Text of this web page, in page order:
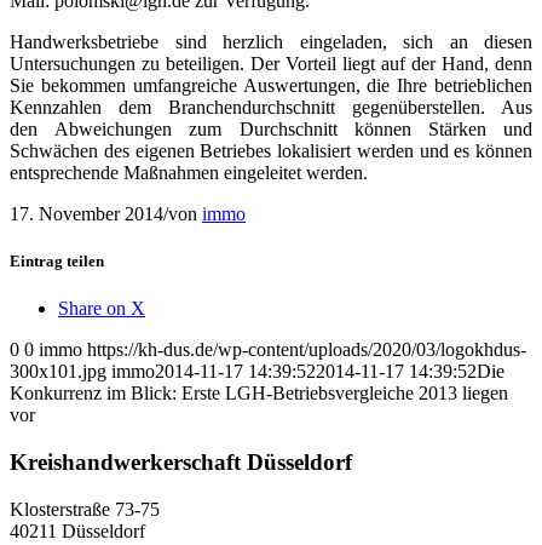
Handwerksbetriebe sind herzlich eingeladen, sich an diesen
Untersuchungen zu beteiligen. Der Vorteil liegt auf der Hand, denn
Sie bekommen umfangreiche Auswertungen, die Ihre betrieblichen
Kennzahlen dem Branchendurchschnitt gegenüberstellen. Aus
den Abweichungen zum Durchschnitt können Stärken und
Schwächen des eigenen Betriebes lokalisiert werden und es können
entsprechende Maßnahmen eingeleitet werden.
17. November 2014/von immo
Eintrag teilen
Share on X
0 0 immo https://kh-dus.de/wp-content/uploads/2020/03/logokhdus-
300x101.jpg immo2014-11-17 14:39:522014-11-17 14:39:52Die
Konkurrenz im Blick: Erste LGH-Betriebsvergleiche 2013 liegen
vor
Kreishandwerkerschaft Düsseldorf
Klosterstraße 73-75
40211 Düsseldorf